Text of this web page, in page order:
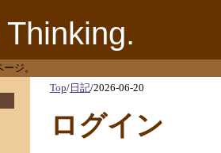
ジ。
Top/日記/2026-06-20
ログイン